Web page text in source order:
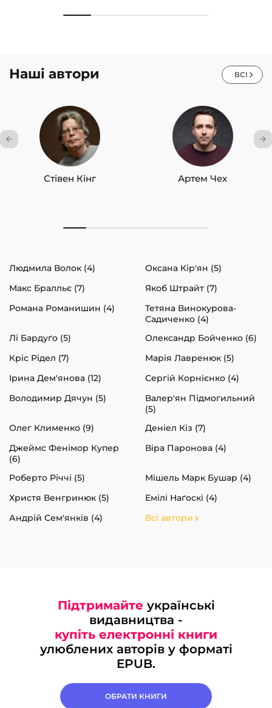
Наші автори ВСІ
Стівен Кінг Артем Чех
Людмила Волок (4)
Оксана Кір'ян (5)
Макс Бралльє (7)
Якоб Штрайт (7)
Романа Романишин (4)
Тетяна Винокурова-
Садиченко (4)
Лі Бардуґо (5)
Олександр Бойченко (6)
Кріс Рідел (7)
Марія Лавренюк (5)
Ірина Дем'янова (12)
Сергій Корнієнко (4)
Володимир Дячун (5)
Валер'ян Підмогильний
(5)
Олег Клименко (9)
Деніел Кіз (7)
Джеймс Фенімор Купер
(6)
Віра Паронова (4)
Роберто Річчі (5)
Мішель Марк Бушар (4)
Христя Венгринюк (5)
Емілі Наґоскі (4)
Андрій Сем'янків (4)
Всі автори
Підтримайте українські
видавництва -
купіть електронні книги
улюблених авторів у форматі
EPUB.
ОБРАТИ КНИГИ